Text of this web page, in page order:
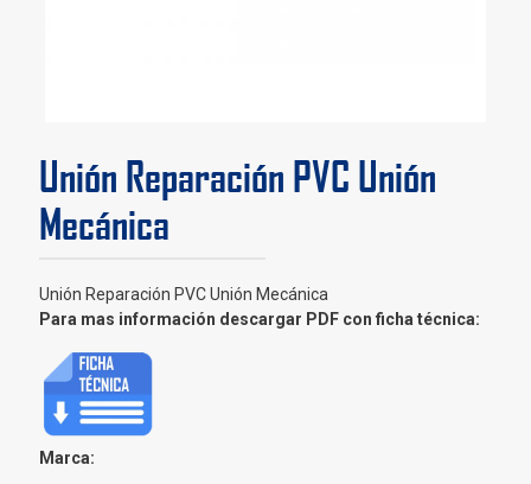
Unión Reparación PVC Unión
Mecánica
Unión Reparación PVC Unión Mecánica
Para mas información descargar PDF con ficha técnica:
Marca: